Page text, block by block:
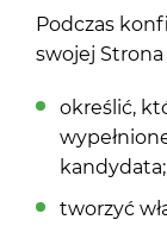
Podczas
swojej
określić,
kandydata;
tworzyć